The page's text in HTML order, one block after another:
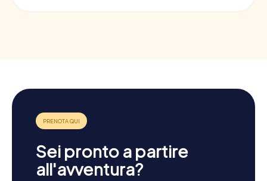
Sei pronto a partire
all'avventura?